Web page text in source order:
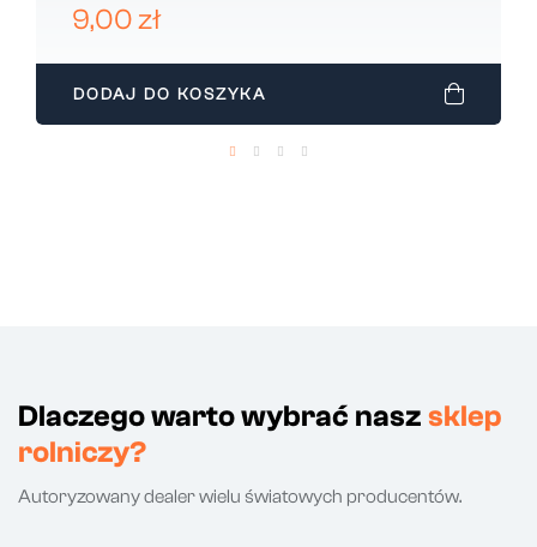
9,00 zł
DODAJ DO KOSZYKA
Dlaczego warto wybrać nasz sklep
rolniczy?
Autoryzowany dealer wielu światowych producentów.